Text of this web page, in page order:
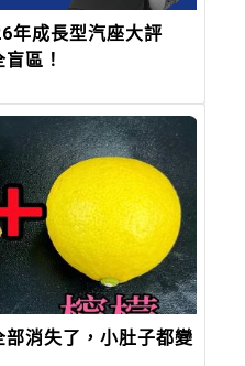
年成長型汽座大評
區！
消失了，小肚子都變